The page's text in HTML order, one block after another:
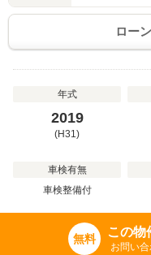
ロー
年式
2019
(H31)
車検有無
車検整備付
無料 この物
お問い